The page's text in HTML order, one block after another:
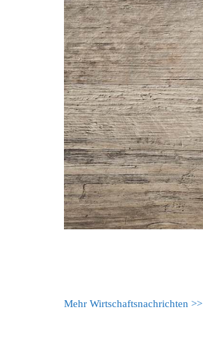
Mehr Wirtschaftsnachrichten >>